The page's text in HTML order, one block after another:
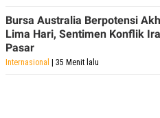
Bursa Australia Berpotensi
Lima Hari, Sentimen Konflik
Pasar
Internasional | 35 Menit lalu